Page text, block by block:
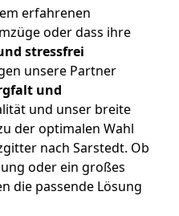
erfahrenen
oder dass ihre
stressfrei
unsere Partner
und
und unser breite
der optimalen Wahl
nach Sarstedt. Ob
oder ein großes
die passende Lösung